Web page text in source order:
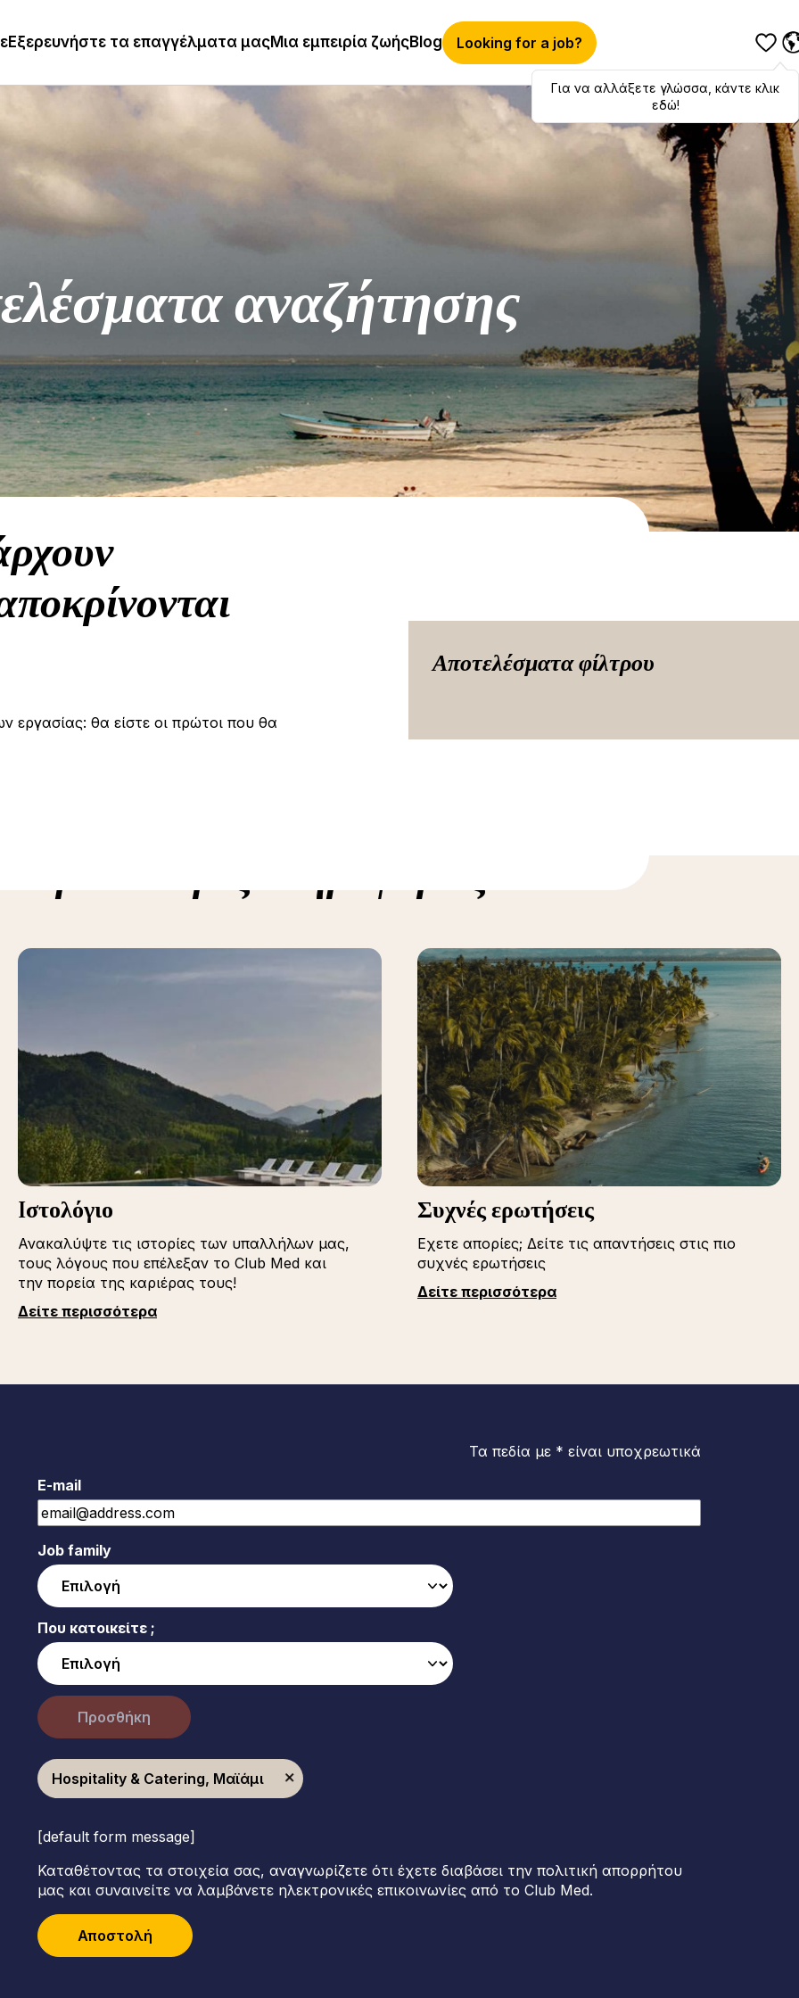
Εξερευνήστε τα επαγγέλματα μαςΜια εμπειρία ζωήςBlog Looking for a job?
Hola,bonjour ,ciao! To switch
languages, click here!
Για να αλλάξετε γλώσσα, κάντε κλικ
εδώ!
αναζήτησης
εργασίας: θα είστε οι πρώτοι που θα
Αποτελέσματα φίλτρου
περισσότερες πληροφορίες
Iστολόγιο
Ανακαλύψτε τις ιστορίες των υπαλλήλων μας,
τους λόγους που επέλεξαν το Club Med και
την πορεία της καριέρας τους!
Δείτε περισσότερα
Συχνές ερωτήσεις
Εχετε απορίες; Δείτε τις απαντήσεις στις πιο
συχνές ερωτήσεις
Δείτε περισσότερα
Τα πεδία με * είναι υποχρεωτικά
E-mail
Job family
Που κατοικείτε ;
Προσθήκη
Hospitality & Catering, Μαϊάμι
[default form message]
Καταθέτοντας τα στοιχεία σας, αναγνωρίζετε ότι έχετε διαβάσει την πολιτική απορρήτου
μας και συναινείτε να λαμβάνετε ηλεκτρονικές επικοινωνίες από το Club Med.
Αποστολή